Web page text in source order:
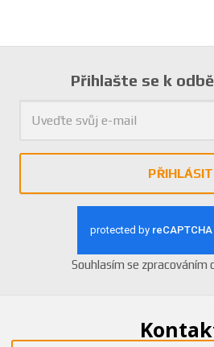
Přihlašte se k
PŘIHLÁSIT
Souhlasím se zpracováním